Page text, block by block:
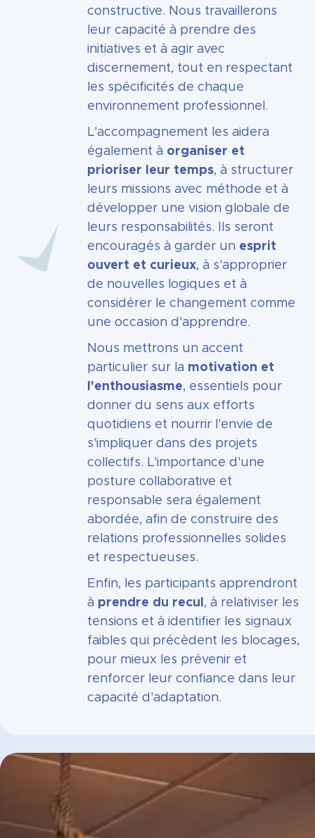
constructive. Nous travaillerons
leur capacité à prendre des
initiatives et à agir avec
discernement, tout en respectant
les spécificités de chaque
environnement professionnel.
L'accompagnement les aidera
également à organiser et
prioriser leur temps, à structurer
leurs missions avec méthode et à
développer une vision globale de
leurs responsabilités. Ils seront
encouragés à garder un esprit
ouvert et curieux, à s'approprier
de nouvelles logiques et à
considérer le changement comme
une occasion d'apprendre.
Nous mettrons un accent
particulier sur la motivation et
l'enthousiasme, essentiels pour
donner du sens aux efforts
quotidiens et nourrir l'envie de
s'impliquer dans des projets
collectifs. L'importance d'une
posture collaborative et
responsable sera également
abordée, afin de construire des
relations professionnelles solides
et respectueuses.
Enfin, les participants apprendront
à prendre du recul , à relativiser les
tensions et à identifier les signaux
faibles qui précèdent les blocages,
pour mieux les prévenir et
renforcer leur confiance dans leur
capacité d'adaptation.